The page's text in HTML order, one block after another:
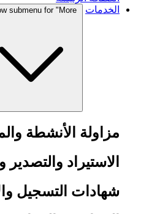
الخدمات
submenu for "More"
مزاولة الأنشطة
الاستيراد والتصدير
شهادات التسجيل